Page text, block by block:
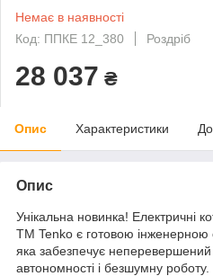
Немає в наявності
Код: ППКЕ 12_380
Роздріб
28 037 ₴
Опис Характеристики
Опис
Унікальна новинка! Електричні
ТМ Tenko є готовою інженерною
яка забезпечує неперевершений
автономності і безшумну